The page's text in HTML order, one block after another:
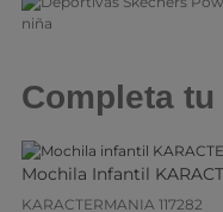
Completa
Mochila Infantil
Azul
KARACTERMANIA 117282